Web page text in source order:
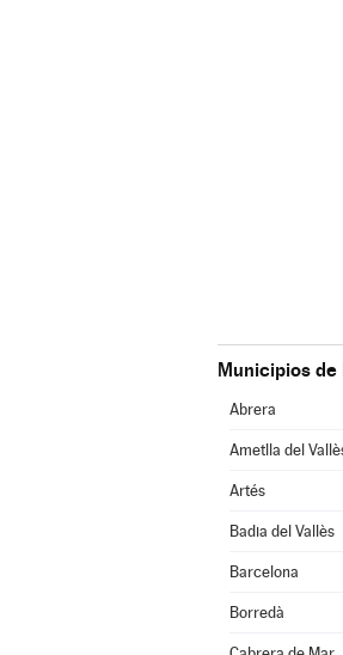
Municipios de
Abrera
Ametlla del
Artés
Badia del Vallès
Barcelona
Borredà